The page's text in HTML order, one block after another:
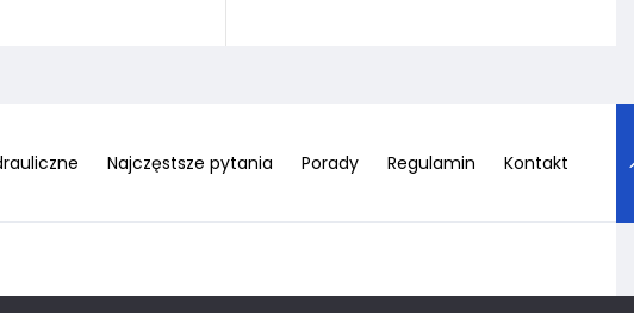
Najczęstsze pytania Porady Regulamin Kontakt